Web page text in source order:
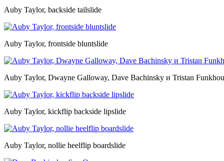
Auby Taylor, backside tailslide
Auby Taylor, frontside bluntslide
Auby Taylor, Dwayne Galloway, Dave Bachinsky и Tristan
Auby Taylor, kickflip backside lipslide
Auby Taylor, nollie heelflip boardslide